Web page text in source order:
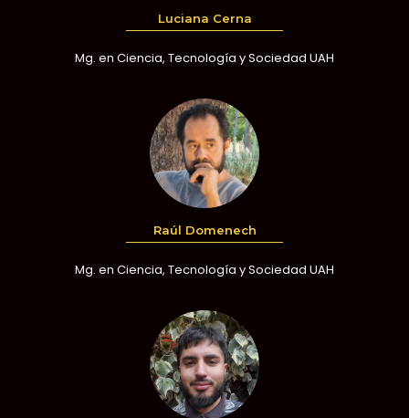
Luciana Cerna
Mg. en Ciencia, Tecnología y Sociedad UAH
Raúl Domenech
Mg. en Ciencia, Tecnología y Sociedad UAH